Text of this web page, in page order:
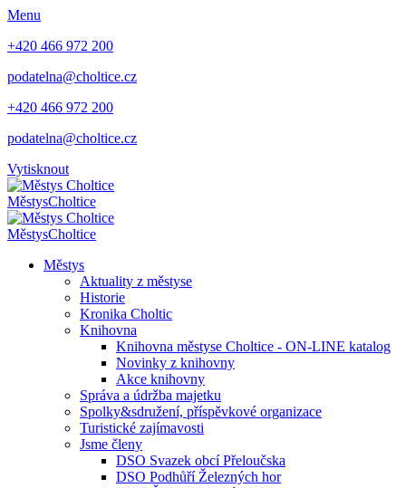
Menu
+420 466 972 200
podatelna@choltice.cz
+420 466 972 200
podatelna@choltice.cz
Vytisknout
MěstysCholtice
MěstysCholtice
Městys
Aktuality z městyse
Historie
Kronika Choltic
Knihovna
Knihovna městyse Choltice - ON-LINE katalog
Novinky z knihovny
Akce knihovny
Správa a údržba majetku
Spolky&sdružení, příspěvkové organizace
Turistické zajímavosti
Jsme členy
DSO Svazek obcí Přeloučska
DSO Podhůří Železných hor